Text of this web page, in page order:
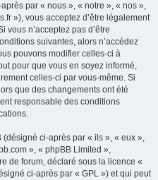
par « nous », « notre », « nos »,
»), vous acceptez d’être légalement
n’acceptez pas d’être
suivantes, alors n’accédez
pouvons modifier celles-ci à
pour que vous en soyez informé,
celles-ci par vous-même. Si
que des changements ont été
responsable des conditions
ci-après par « ils », « eux »,
», « phpBB Limited »,
de forum, déclaré sous la licence «
ci-après par « GPL ») et qui peut